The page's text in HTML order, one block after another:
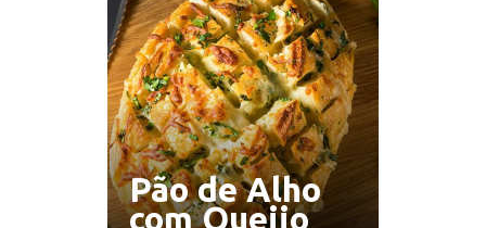
Pão de Alho
com Queijo